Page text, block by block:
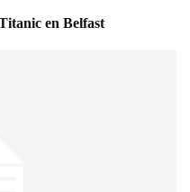
en Belfast